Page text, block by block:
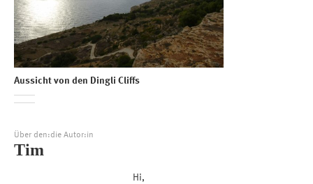
Aussicht von den Dingli Cliffs
Über den:die Autor:in
Tim
Hi,